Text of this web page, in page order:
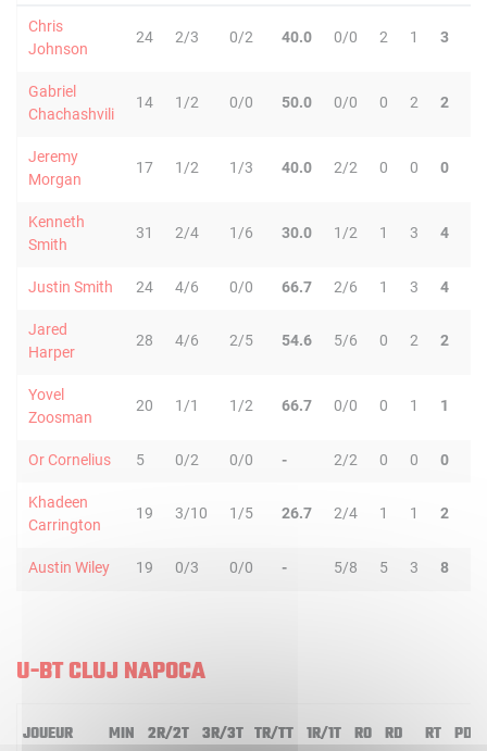
Chris
Johnson
24 2/3 0/2 40.0 0/0 2 1 3
Gabriel
Chachashvili
14 1/2 0/0 50.0 0/0 0 2 2
Jeremy
Morgan
17 1/2 1/3 40.0 2/2 0 0 0
Kenneth
Smith
31 2/4 1/6 30.0 1/2 1 3 4
Justin Smith 24 4/6 0/0 66.7 2/6 1 3 4
Jared
Harper
28 4/6 2/5 54.6 5/6 0 2 2
Yovel
Zoosman
20 1/1 1/2 66.7 0/0 0 1 1
Or Cornelius 5 0/2 0/0 - 2/2 0 0 0
Khadeen
Carrington
19 3/10 1/5 26.7 2/4 1 1 2
Austin Wiley 19 0/3 0/0 - 5/8 5 3 8
U-BT CLUJ NAPOCA
JOUEUR MIN 2R/2T 3R/3T TR/TT 1R/1T RO RD RT PD